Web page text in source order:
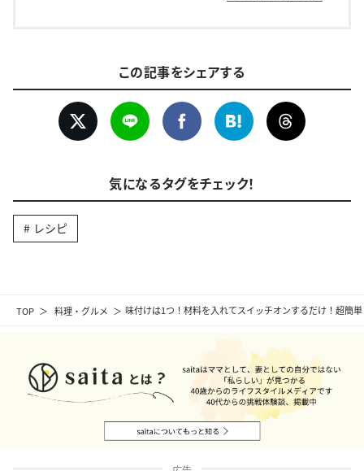
TOP 料理・グルメ 味付けは1つ！材料を入れてスイッチオンするだけ！超簡
この記事をシェアする
気になるタグをチェック！
レシピ